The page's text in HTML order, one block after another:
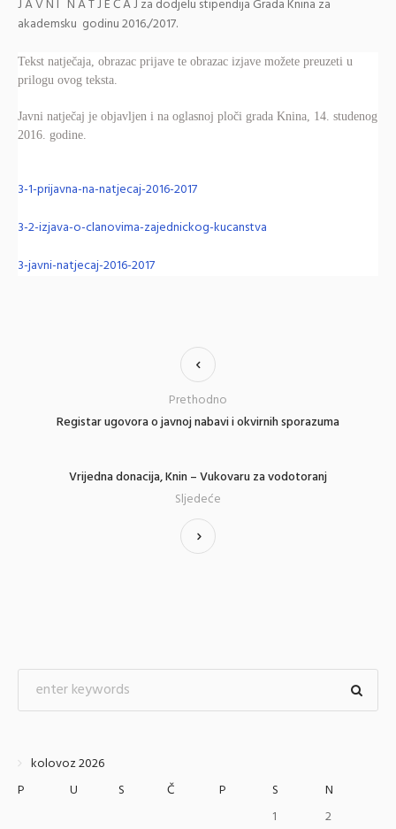
J A V N I N A T J E Č A J za dodjelu stipendija Grada Knina za
akademsku godinu 2016./2017.
Tekst natječaja, obrazac prijave te obrazac izjave možete preuzeti u
prilogu ovog teksta.
Javni natječaj je objavljen i na oglasnoj ploči grada Knina, 14. studenog
2016. godine.
3-1-prijavna-na-natjecaj-2016-2017
3-2-izjava-o-clanovima-zajednickog-kucanstva
3-javni-natjecaj-2016-2017
Registar ugovora o javnoj nabavi i okvirnih sporazuma
Prethodno
Vrijedna donacija, Knin – Vukovaru za vodotoranj
Sljedeće
kolovoz 2026
P
U S Č P S
N
1
2